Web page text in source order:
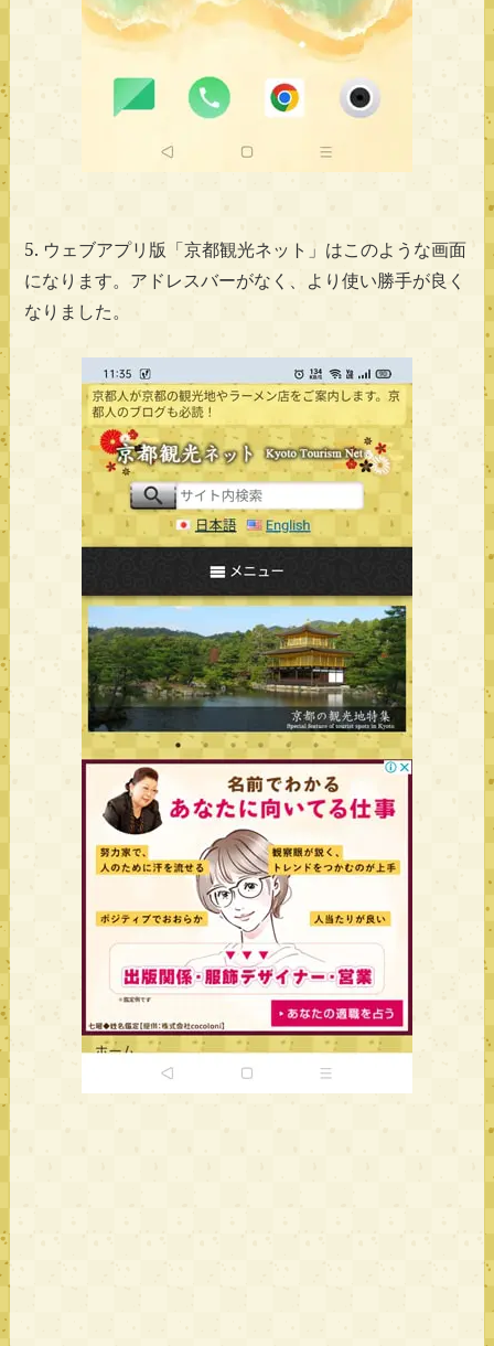
5. ウェブアプリ版「京都観光ネット」はこのような画面
になります。アドレスバーがなく、より使い勝手が良く
なりました。